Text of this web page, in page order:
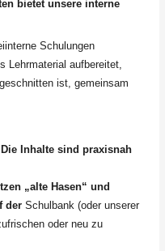
bietet unsere interne
Schulungen
Lehrmaterial aufbereitet,
ist, gemeinsam
Inhalte sind praxisnah
„alte Hasen“ und
der Schulbank (oder unserer
oder neu zu